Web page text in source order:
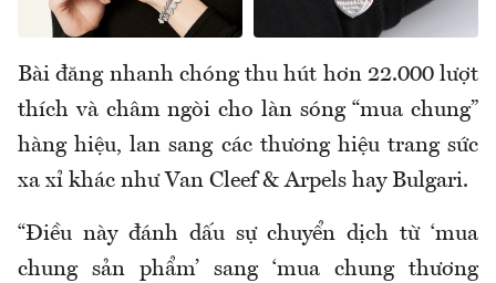
Bài đăng nhanh chóng thu hút hơn 22.000 lượt
thích và châm ngòi cho làn sóng “mua chung”
hàng hiệu, lan sang các thương hiệu trang sức
xa xỉ khác như Van Cleef & Arpels hay Bulgari.
“Điều này đánh dấu sự chuyển dịch từ ‘mua
chung sản phẩm’ sang ‘mua chung thương